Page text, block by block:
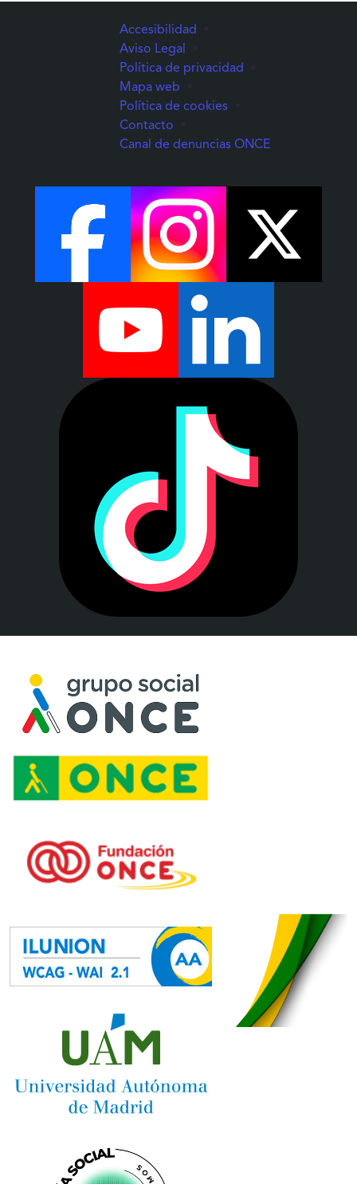
Accesibilidad
Aviso Legal
Política de privacidad
Mapa web
Política de cookies
Contacto
Canal de denuncias ONCE(Abre una